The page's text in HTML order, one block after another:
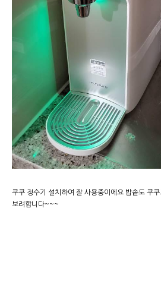
쿠쿠 정수기 설치하여 잘 사용중이에요 밥솥도 쿠
보려합니다~~~